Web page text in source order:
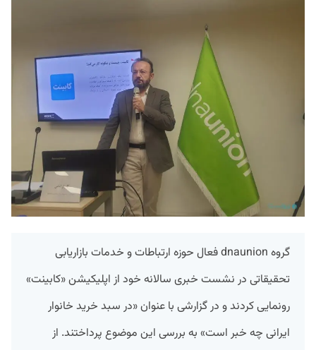
گروه dnaunion فعال حوزه ارتباطات و خدمات بازاریابی
تحقیقاتی در نشست خبری سالانه خود از اپلیکیشن «کابینت»
رونمایی کردند و در گزارشی با عنوان «در سبد خرید خانوار
ایرانی چه خبر است» به بررسی این موضوع پرداختند. از